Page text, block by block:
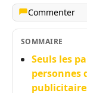
Commenter
SOMMAIRE
Seuls les
personnes